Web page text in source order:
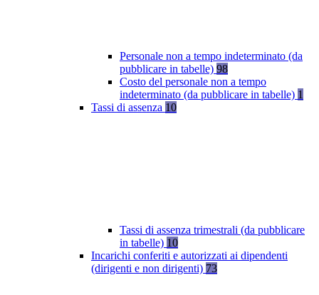
Personale non a tempo indeterminato (da
pubblicare in tabelle) 98
Costo del personale non a tempo
indeterminato (da pubblicare in tabelle) 1
Tassi di assenza 10
Tassi di assenza trimestrali (da pubblicare
in tabelle) 10
Incarichi conferiti e autorizzati ai dipendenti
(dirigenti e non dirigenti) 73